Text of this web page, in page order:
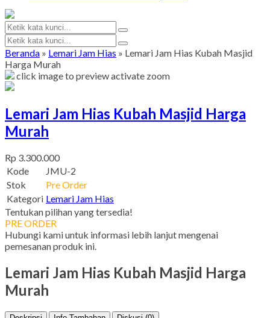
Beranda » Lemari Jam Hias » Lemari Jam Hias Kubah Masjid
Harga Murah
click image to previewactivate zoom
Lemari Jam Hias Kubah Masjid Harga
Murah
Rp 3.300.000
Kode
JMU-2
Stok
Pre Order
Kategori Lemari Jam Hias
Tentukan pilihan yang tersedia!
PRE ORDER
Hubungi kami untuk informasi lebih lanjut mengenai
pemesanan produk ini.
Lemari Jam Hias Kubah Masjid Harga
Murah